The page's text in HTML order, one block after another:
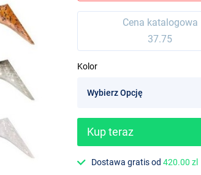
Cena katalogowa
37.75
Kolor
Kup teraz
Dostawa gratis od420.00 zl